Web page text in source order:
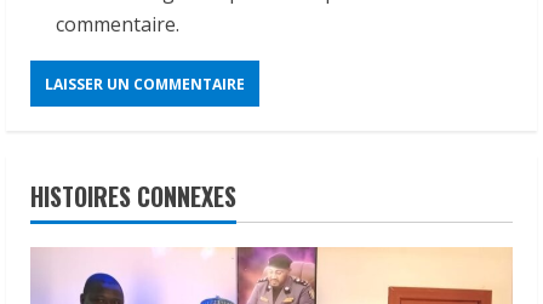
commentaire.
HISTOIRES CONNEXES